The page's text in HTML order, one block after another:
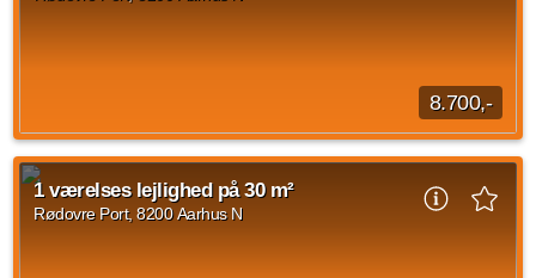
8.700,-
1 værelses lejlighed på Rødovre Port, Aarhus N med en
størrelse på 35 m2. Husleje er på 8.700 kr og forbrug er sat til
500 kr.
1 værelses lejlighed på 30 m²
Rødovre Port, 8200 Aarhus N